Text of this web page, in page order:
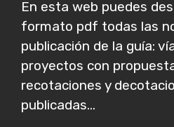
En esta web puedes
formato pdf todas las
publicación de la guía:
proyectos con
recotaciones y
publicadas...